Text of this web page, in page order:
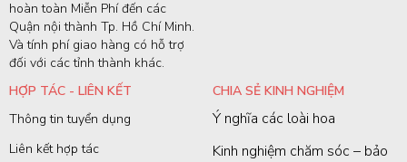
hoàn toàn Miễn Phí đến các
Quận nội thành Tp. Hồ Chí Minh.
Và tính phí giao hàng có hỗ trợ
đối với các tỉnh thành khác.
HỢP TÁC - LIÊN KẾT
Thông tin tuyển dụng
Liên kết hợp tác
CHIA SẺ KINH NGHIỆM
Ý nghĩa các loài hoa
Kinh nghiệm chăm sóc – bảo